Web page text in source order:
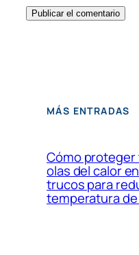
MÁS ENTRADAS
Cómo proteger
olas del calor
trucos para
temperatura